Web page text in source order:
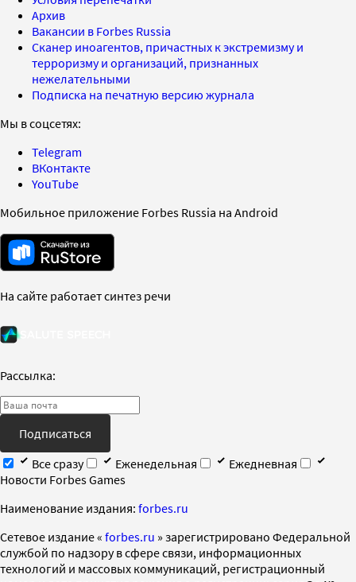
Архив
Вакансии в Forbes Russia
Сканер иноагентов, причастных к экстремизму и
терроризму и организаций, признанных
нежелательными
Подписка на печатную версию журнала
Мы в соцсетях:
Telegram
ВКонтакте
YouTube
Мобильное приложение Forbes Russia на Android
На сайте работает синтез речи
Рассылка:
Подписаться
Все сразу
Еженедельная
Ежедневная
Новости Forbes Games
Наименование издания: forbes.ru
Cетевое издание « forbes.ru » зарегистрировано Федеральной
службой по надзору в сфере связи, информационных
технологий и массовых коммуникаций, регистрационный